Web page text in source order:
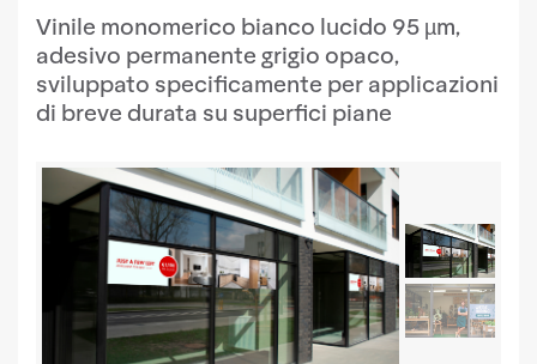
Vinile monomerico bianco lucido 95 µm,
adesivo permanente grigio opaco,
sviluppato specificamente per applicazioni
di breve durata su superfici piane